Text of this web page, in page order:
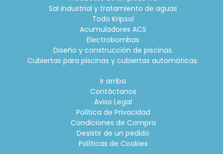
Sal industrial y tratamiento de aguas
Todo Kripsol
Acumuladores ACS
Electrobombas
Diseño y construcción de piscinas.
Cubiertas para piscinas y cubiertas automáticas.
Ir arriba
Contáctanos
Aviso Legal
Política de Privacidad
Condiciones de Compra
Desistir de un pedido
Políticas de Cookies